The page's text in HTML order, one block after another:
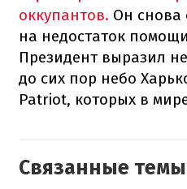
оккупантов. Он снова
на недостаток
Президент выразил
до сих пор небо
Patriot, которых в
Связанные